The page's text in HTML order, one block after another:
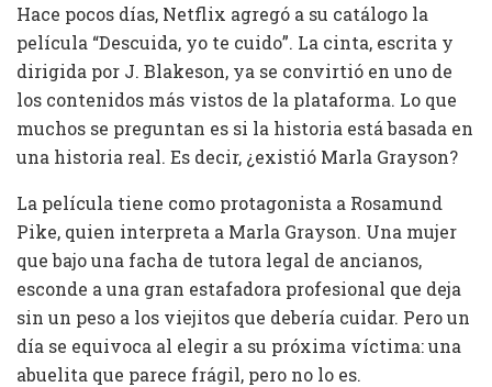
Hace pocos días, Netflix agregó a su catálogo la
película “Descuida, yo te cuido”. La cinta, escrita y
dirigida por J. Blakeson, ya se convirtió en uno de
los contenidos más vistos de la plataforma. Lo que
muchos se preguntan es si la historia está basada en
una historia real. Es decir, ¿existió Marla Grayson?
La película tiene como protagonista a Rosamund
Pike, quien interpreta a Marla Grayson. Una mujer
que bajo una facha de tutora legal de ancianos,
esconde a una gran estafadora profesional que deja
sin un peso a los viejitos que debería cuidar. Pero un
día se equivoca al elegir a su próxima víctima: una
abuelita que parece frágil, pero no lo es.